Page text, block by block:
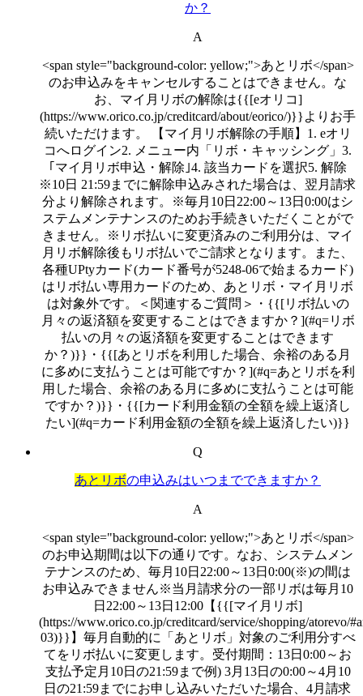
か？
A
<span style="background-color: yellow;">あとリボ</span>
のお申込みをキャンセルすることはできません。な
お、マイ月リボの解除は{{[eオリコ]
(https://www.orico.co.jp/creditcard/about/eorico/)}}よりお手
続いただけます。 【マイ月リボ解除の手順】1. eオリ
コへログイン2. メニュー内「リボ・キャッシング」3.
｢マイ月リボ申込・解除｣4. 該当カードを選択5. 解除
※10日 21:59までに解除申込みされた場合は、翌月請求
分より解除されます。※毎月10日22:00～13日0:00はシ
ステムメンテナンスのためお手続きいただくことがで
きません。※リボ払いに変更済みのご利用分は、マイ
月リボ解除後もリボ払いでご請求となります。また、
各種UPtyカード(カード番号が5248-06で始まるカード)
はリボ払い専用カードのため、あとリボ・マイ月リボ
は対象外です。＜関連するご質問＞・{{[リボ払いの
月々の返済額を変更することはできますか？](#q=リボ
払いの月々の返済額を変更することはできます
か？)}}・{{[あとリボを利用した場合、余裕のある月
に多めに支払うことは可能ですか？](#q=あとリボを利
用した場合、余裕のある月に多めに支払うことは可能
ですか？)}}・{{[カード利用金額の全額を繰上返済し
たい](#q=カード利用金額の全額を繰上返済したい)}}
Q
あとリボの申込みはいつまでできますか？
A
<span style="background-color: yellow;">あとリボ</span>
のお申込期間は以下の通りです。なお、システムメン
テナンスのため、毎月10日22:00～13日0:00(※)の間は
お申込みできません※当月請求分の一部リボは毎月10
日22:00～13日12:00【{{[マイ月リボ]
(https://www.orico.co.jp/creditcard/service/shopping/atorevo/
03)}}】毎月自動的に「あとリボ」対象のご利用分すべ
てをリボ払いに変更します。受付期間：13日0:00～お
支払予定月10日の21:59まで例) 3月13日の0:00～4月10
日の21:59までにお申し込みいただいた場合、4月請求